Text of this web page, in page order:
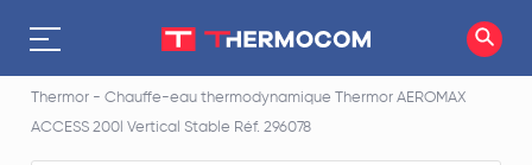
Thermor - Chauffe-eau thermodynamique Thermor AEROMAX
ACCESS 200l Vertical Stable Réf. 296078